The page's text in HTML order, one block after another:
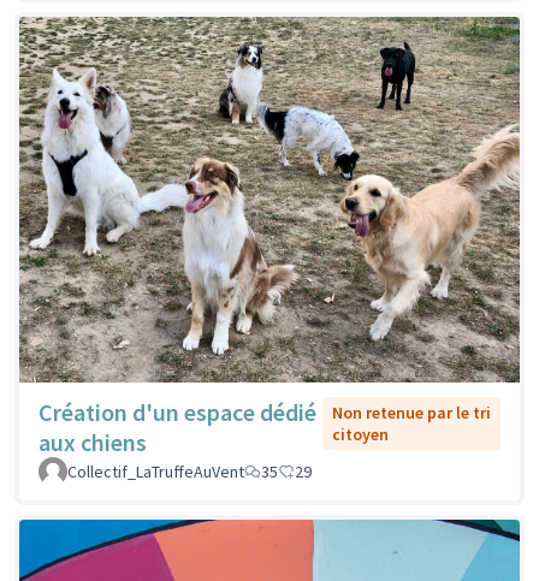
Création d'un espace dédié
aux chiens
Non retenue par le tri
citoyen
Collectif_LaTruffeAuVent
35 29